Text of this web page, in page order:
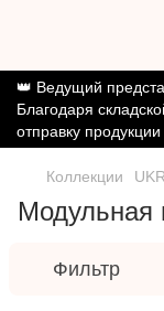
👑 Ведущий
Благодаря
отправку
Коллекции
Модульная
Фильтр